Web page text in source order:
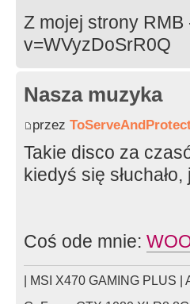
Z mojej strony
v=WVyzDoSrR0Q
Nasza muzyka
przez
Takie disco za
kiedyś się
Coś ode mnie:
| MSI X470 GAMING PLUS